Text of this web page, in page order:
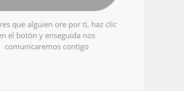
que alguien ore por ti, haz clic
el botón y enseguida nos
comunicaremos contigo